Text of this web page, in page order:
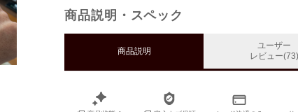
商品説明・スペック
商品説明
ユーザー
レビュー(73)